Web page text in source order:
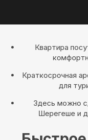
Квартира
Краткосрочная
для
Здесь можно
Шерегеше и